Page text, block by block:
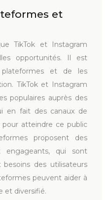
et
TikTok et Instagram
opportunités. Il est
plateformes et de les
TikTok et Instagram
populaires auprès des
en fait des canaux de
atteindre ce public
proposent des
qui sont
des utilisateurs
peuvent aider à
et diversifié.